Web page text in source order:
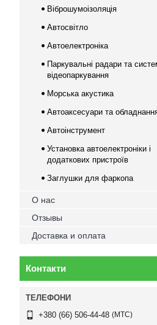
Віброшумоізоляція
Автосвітло
Автоелектроніка
Паркувальні радари та
відеопаркування
Морська акустика
Автоаксесуари та
Автоінструмент
Установка автоелектроніки і
додаткових пристроїв
Заглушки для фаркопа
О нас
Отзывы
Доставка и оплата
Контакти
+380 (66) 506-44-48 МТС